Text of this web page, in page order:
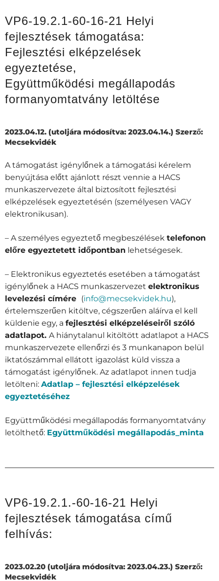
VP6-19.2.1-60-16-21 Helyi
fejlesztések támogatása:
Fejlesztési elképzelések
egyeztetése,
Együttműködési megállapodás
formanyomtatvány letöltése
2023.04.12. (utoljára módosítva: 2023.04.14.) Szerző:
Mecsekvidék
A támogatást igénylőnek a támogatási kérelem
benyújtása előtt ajánlott részt vennie a HACS
munkaszervezete által biztosított fejlesztési
elképzelések egyeztetésén (személyesen VAGY
elektronikusan).
– A személyes egyeztető megbeszélések telefonon
előre egyeztetett időpontban lehetségesek.
– Elektronikus egyeztetés esetében a támogatást
igénylőnek a HACS munkaszervezet elektronikus
levelezési címére (info@mecsekvidek.hu),
értelemszerűen kitöltve, cégszerűen aláírva el kell
küldenie egy, a fejlesztési elképzeléseiről szóló
adatlapot. A hiánytalanul kitöltött adatlapot a HACS
munkaszervezete ellenőrzi és 3 munkanapon belül
iktatószámmal ellátott igazolást küld vissza a
támogatást igénylőnek. Az adatlapot innen tudja
letölteni: Adatlap – fejlesztési elképzelések
egyeztetéséhez
Együttműködési megállapodás formanyomtatvány
letölthető: Együttműködési megállapodás_minta
VP6-19.2.1.-60-16-21 Helyi
fejlesztések támogatása című
felhívás:
2023.02.20 (utoljára módosítva: 2023.04.23.) Szerző:
Mecsekvidék